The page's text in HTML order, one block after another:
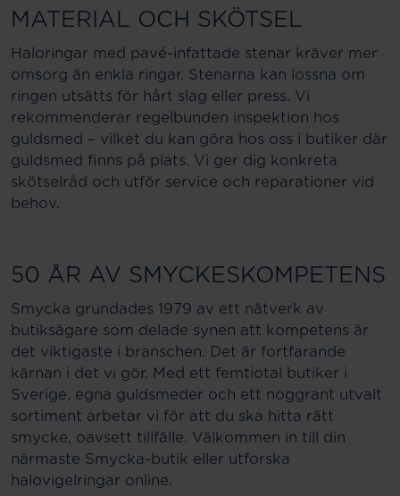
MATERIAL OCH SKÖTSEL
Haloringar med pavé-infattade stenar kräver mer
omsorg än enkla ringar. Stenarna kan lossna om
ringen utsätts för hårt slag eller press. Vi
rekommenderar regelbunden inspektion hos
guldsmed – vilket du kan göra hos oss i butiker där
guldsmed finns på plats. Vi ger dig konkreta
skötselråd och utför service och reparationer vid
behov.
50 ÅR AV SMYCKESKOMPETENS
Smycka grundades 1979 av ett nätverk av
butiksägare som delade synen att kompetens är
det viktigaste i branschen. Det är fortfarande
kärnan i det vi gör. Med ett femtiotal butiker i
Sverige, egna guldsmeder och ett noggrant utvalt
sortiment arbetar vi för att du ska hitta rätt
smycke, oavsett tillfälle. Välkommen in till din
närmaste Smycka-butik eller utforska
halovigelringar online.